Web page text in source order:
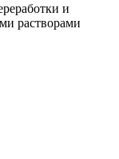
и
растворами